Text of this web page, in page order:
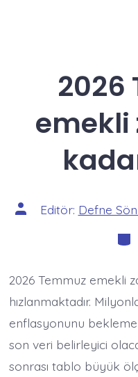
2026
emekli
Yazının
yazarı
Editör: Defne
2026 Temmuz emekli
hızlanmaktadır.
enflasyonunu
son veri belirleyici
sonrası tablo büyük